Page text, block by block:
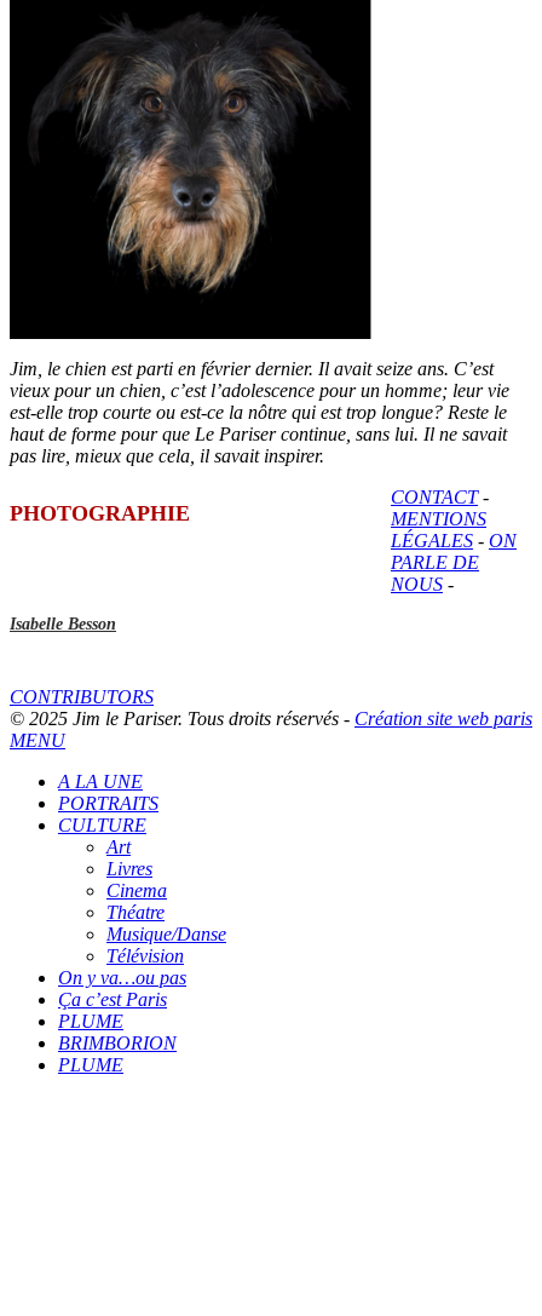
Jim, le chien est parti en février dernier. Il avait seize ans. C’est
vieux pour un chien, c’est l’adolescence pour un homme; leur vie
est-elle trop courte ou est-ce la nôtre qui est trop longue? Reste le
haut de forme pour que Le Pariser continue, sans lui. Il ne savait
pas lire, mieux que cela, il savait inspirer.
PHOTOGRAPHIE
Isabelle Besson
CONTACT-
MENTIONS
LÉGALES - ON
PARLE DE
NOUS -
CONTRIBUTORS
© 2025 Jim le Pariser. Tous droits réservés - Création site web paris
MENU
A LA UNE
PORTRAITS
CULTURE
Art
Livres
Cinema
Théatre
Musique/Danse
Télévision
On y va…ou pas
Ça c’est Paris
PLUME
BRIMBORION
PLUME